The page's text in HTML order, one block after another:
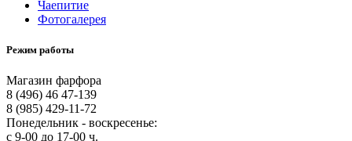
Чаепитие
Фотогалерея
Режим работы
Магазин фарфора
8 (496) 46 47-139
8 (985) 429-11-72
Понедельник - воскресенье:
с 9-00 до 17-00 ч.